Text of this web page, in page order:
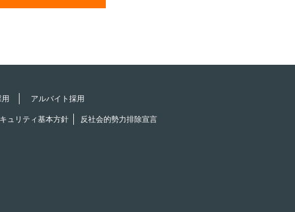
アルバイト採用
ュリティ基本方針 反社会的勢力排除宣言